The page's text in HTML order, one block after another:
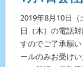
2019年8月10日
日（木）の電話
すのでご了承願
ールのみお受け